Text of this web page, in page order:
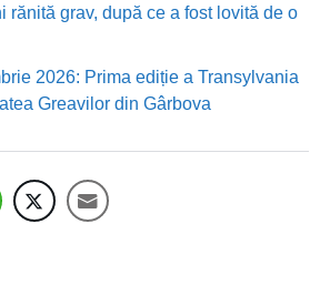
rănită grav, după ce a fost lovită de o
2026: Prima ediție a Transylvania
Greavilor din Gârbova